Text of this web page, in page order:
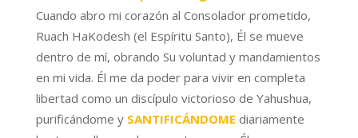
Cuando abro mi corazón al Consolador prometido,
Ruach HaKodesh (el Espíritu Santo), Él se mueve
dentro de mí, obrando Su voluntad y mandamientos
en mi vida. Él me da poder para vivir en completa
libertad como un discípulo victorioso de Yahushua,
purificándome y SANTIFICÁNDOME diariamente